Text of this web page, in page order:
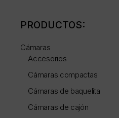
PRODUCTOS:
Cámaras
Accesorios
Cámaras compactas
Cámaras de baquelita
Cámaras de cajón